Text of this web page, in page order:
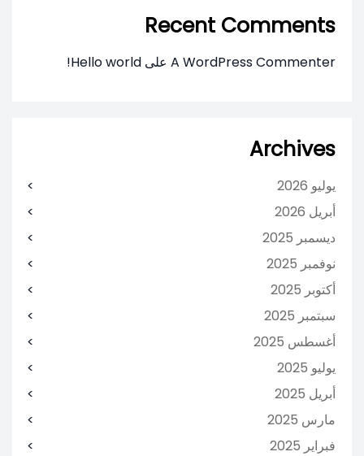
Recent Comments
A WordPress Commenter على Hello world!
Archives
يوليو 2026
أبريل 2026
ديسمبر 2025
نوفمبر 2025
أكتوبر 2025
سبتمبر 2025
أغسطس 2025
يوليو 2025
أبريل 2025
مارس 2025
فبراير 2025